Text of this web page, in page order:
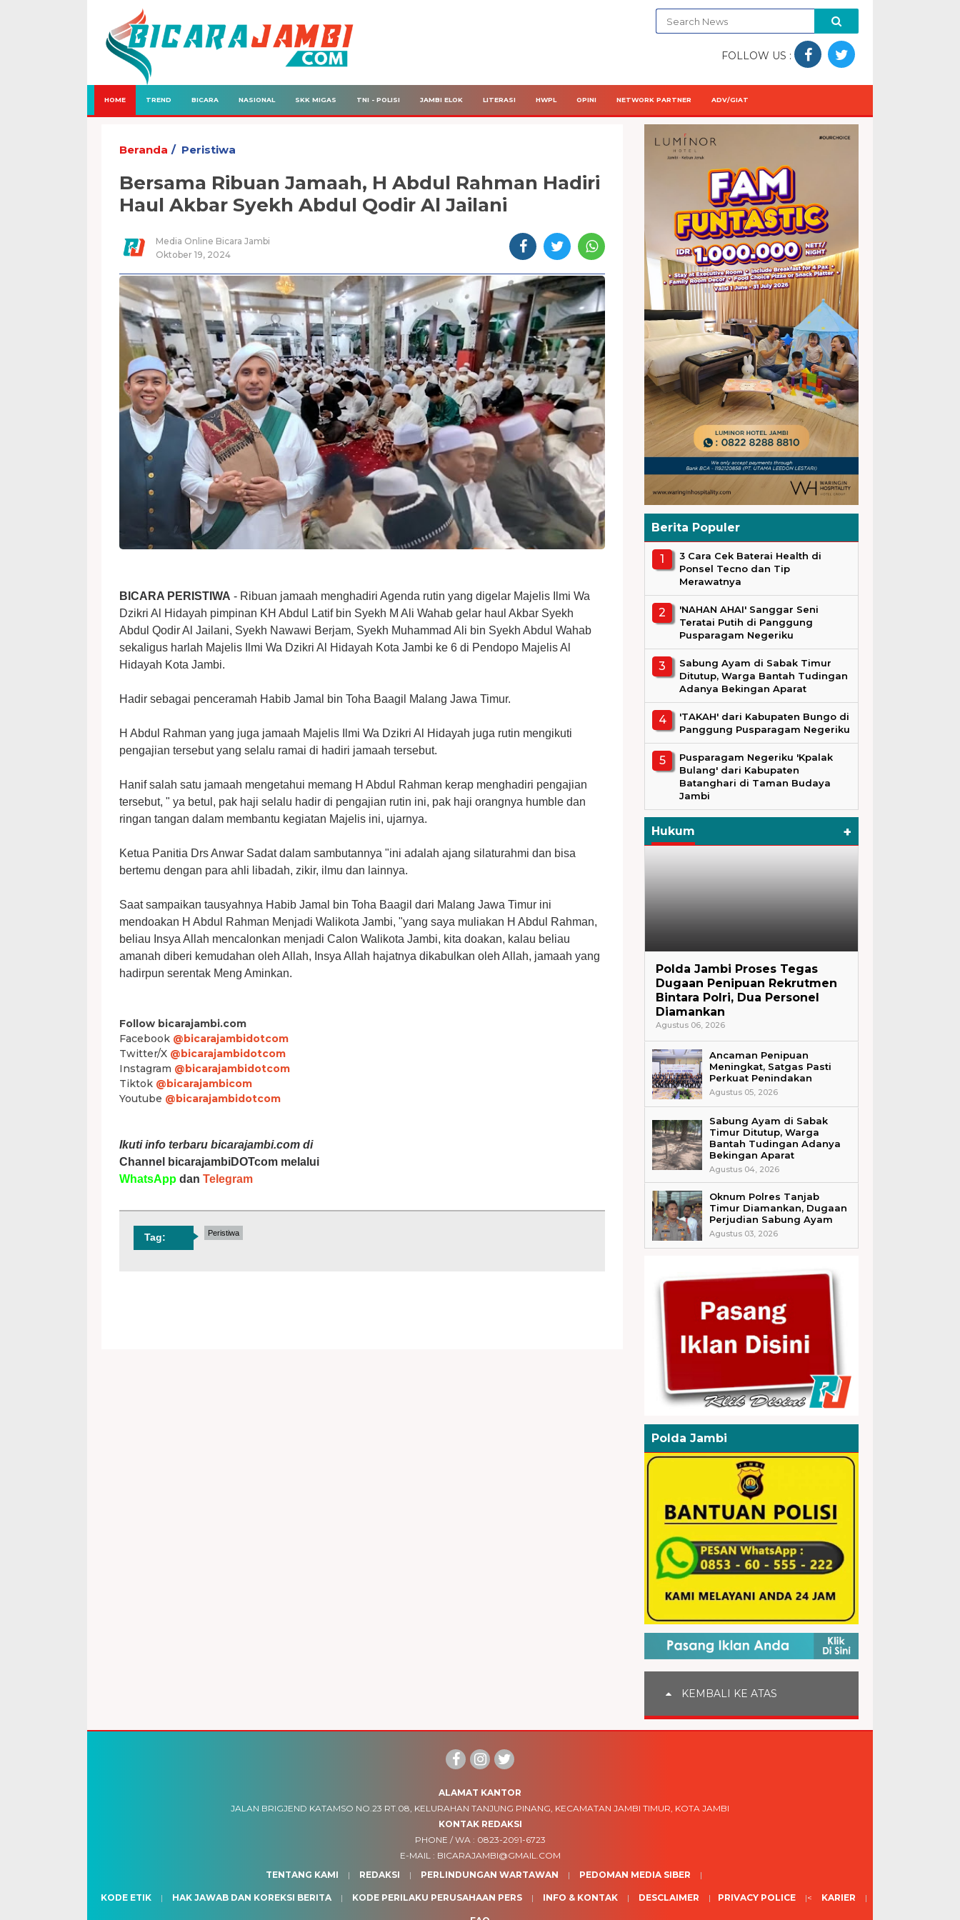
FOLLOW US :
HOME TREND BICARA NASIONAL SKK MIGAS TNI - POLISI JAMBI ELOK LITERASI HWPL OPINI NETWORK PARTNER ADV/GIAT
Beranda Peristiwa
Bersama Ribuan Jamaah, H Abdul Rahman Hadiri
Haul Akbar Syekh Abdul Qodir Al Jailani
Media Online Bicara Jambi
Oktober 19, 2024
BICARA PERISTIWA - Ribuan jamaah menghadiri Agenda rutin yang digelar Majelis Ilmi Wa
Dzikri Al Hidayah pimpinan KH Abdul Latif bin Syekh M Ali Wahab gelar haul Akbar Syekh
Abdul Qodir Al Jailani, Syekh Nawawi Berjam, Syekh Muhammad Ali bin Syekh Abdul Wahab
sekaligus harlah Majelis Ilmi Wa Dzikri Al Hidayah Kota Jambi ke 6 di Pendopo Majelis Al
Hidayah Kota Jambi.
Hadir sebagai penceramah Habib Jamal bin Toha Baagil Malang Jawa Timur.
H Abdul Rahman yang juga jamaah Majelis Ilmi Wa Dzikri Al Hidayah juga rutin mengikuti
pengajian tersebut yang selalu ramai di hadiri jamaah tersebut.
Hanif salah satu jamaah mengetahui memang H Abdul Rahman kerap menghadiri pengajian
tersebut, " ya betul, pak haji selalu hadir di pengajian rutin ini, pak haji orangnya humble dan
ringan tangan dalam membantu kegiatan Majelis ini, ujarnya.
Ketua Panitia Drs Anwar Sadat dalam sambutannya "ini adalah ajang silaturahmi dan bisa
bertemu dengan para ahli libadah, zikir, ilmu dan lainnya.
Saat sampaikan tausyahnya Habib Jamal bin Toha Baagil dari Malang Jawa Timur ini
mendoakan H Abdul Rahman Menjadi Walikota Jambi, "yang saya muliakan H Abdul Rahman,
beliau Insya Allah mencalonkan menjadi Calon Walikota Jambi, kita doakan, kalau beliau
amanah diberi kemudahan oleh Allah, Insya Allah hajatnya dikabulkan oleh Allah, jamaah yang
hadirpun serentak Meng Aminkan.
Follow bicarajambi.com
Facebook @bicarajambidotcom
Twitter/X @bicarajambidotcom
Instagram @bicarajambidotcom
Tiktok @bicarajambicom
Youtube @bicarajambidotcom
Ikuti info terbaru bicarajambi.com di
Channel bicarajambiDOTcom melalui
WhatsApp dan Telegram
Tag: Peristiwa
Berita Populer
3 Cara Cek Baterai Health di
Ponsel Tecno dan Tip
Merawatnya
'NAHAN AHAI' Sanggar Seni
Teratai Putih di Panggung
Pusparagam Negeriku
Sabung Ayam di Sabak Timur
Ditutup, Warga Bantah Tudingan
Adanya Bekingan Aparat
'TAKAH' dari Kabupaten Bungo di
Panggung Pusparagam Negeriku
Pusparagam Negeriku 'Kpalak
Bulang' dari Kabupaten
Batanghari di Taman Budaya
Jambi
Hukum +
Polda Jambi Proses Tegas
Dugaan Penipuan Rekrutmen
Bintara Polri, Dua Personel
Diamankan
Agustus 06, 2026
Ancaman Penipuan
Meningkat, Satgas Pasti
Perkuat Penindakan
Agustus 05, 2026
Sabung Ayam di Sabak
Timur Ditutup, Warga
Bantah Tudingan Adanya
Bekingan Aparat
Agustus 04, 2026
Oknum Polres Tanjab
Timur Diamankan, Dugaan
Perjudian Sabung Ayam
Agustus 03, 2026
Polda Jambi
KEMBALI KE ATAS
ALAMAT KANTOR
JALAN BRIGJEND KATAMSO NO.23 RT.08, KELURAHAN TANJUNG PINANG, KECAMATAN JAMBI TIMUR, KOTA JAMBI
KONTAK REDAKSI
PHONE / WA : 0823-2091-6723
E-MAIL : BICARAJAMBI@GMAIL.COM
TENTANG KAMI
REDAKSI PERLINDUNGAN WARTAWAN PEDOMAN MEDIA SIBER
KODE ETIK HAK JAWAB DAN KOREKSI BERITA KODE PERILAKU PERUSAHAAN PERS INFO & KONTAK DESCLAIMER PRIVACY POLICE < KARIER